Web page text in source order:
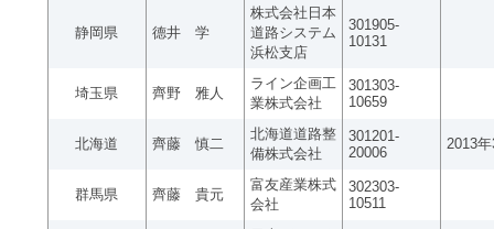
静岡県 德井 学
株式会社日本
道路システム
浜松支店
301905-
10131
埼玉県 齊野 雅人
ライン企画工
業株式会社
301303-
10659
北海道 齊藤 慎二
北海道道路整
備株式会社
301201-
20006
2013
群馬県 齊藤 貴元
富友産業株式
会社
302303-
10511